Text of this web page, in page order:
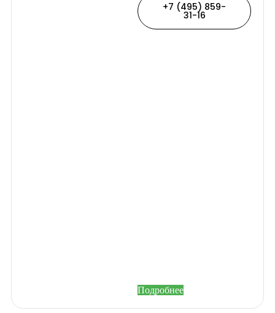
+7 (495) 859-
31-16
Подробнее